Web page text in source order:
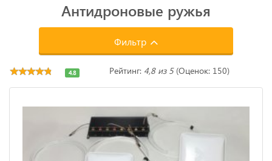
Антидроновые ружья
Фильтр
4.8 Рейтинг: 4,8 из 5(Оценок: 150)